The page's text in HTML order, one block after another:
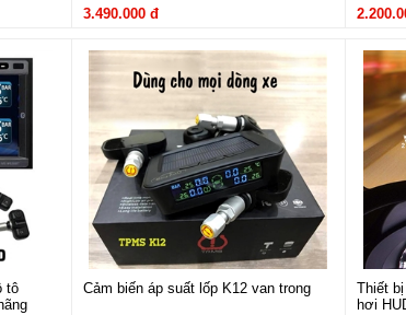
Huy hiệu logo xe hơi
Hyundai Kona
Konasản phẩm hỗ trợ tăng sáng gấp 2 đến 3 lần
quan sát khi di chuyển ban đêm hay những cung đường thiếu
3.490.000 đ
tô
Cảm biến áp suất lốp K12 van trong
Thiết
hơi